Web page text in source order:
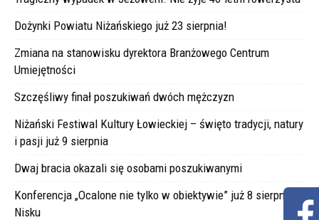
Dożynki Powiatu Niżańskiego już 23 sierpnia!
Zmiana na stanowisku dyrektora Branżowego Centrum
Umiejętności
Szczęśliwy finał poszukiwań dwóch mężczyzn
Niżański Festiwal Kultury Łowieckiej – święto tradycji, natury
i pasji już 9 sierpnia
Dwaj bracia okazali się osobami poszukiwanymi
Konferencja „Ocalone nie tylko w obiektywie” już 8 sierpnia w
Nisku